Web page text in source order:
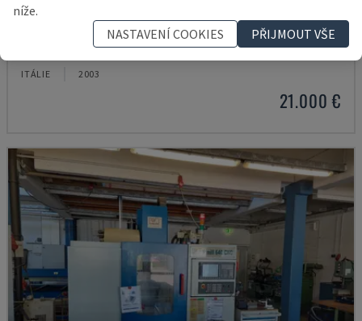
ITÁLIE 2003
21.000 €
níže.
NASTAVENÍ COOKIES
PŘIJMOUT VŠE